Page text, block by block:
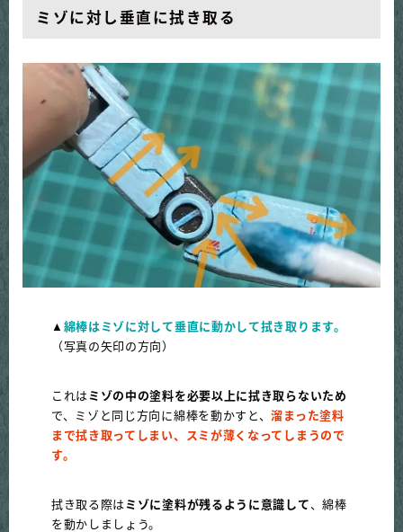
ミゾに対し垂直に拭き取る
▲ 綿棒はミゾに対して垂直に動かして拭き取ります。
（写真の矢印の方向）
これは ミゾの中の塗料を必要以上に拭き取らないため
で、ミゾと同じ方向に綿棒を動かすと、溜まった塗料
まで拭き取ってしまい、スミが薄くなってしまうので
す。
拭き取る際は ミゾに塗料が残るように意識して、綿棒
を動かしましょう。